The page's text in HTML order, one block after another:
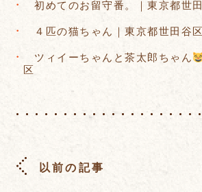
初めてのお留守番。｜東京都世
４匹の猫ちゃん｜東京都世田谷
ツィイーちゃんと茶太郎ちゃん
区
以前の記事